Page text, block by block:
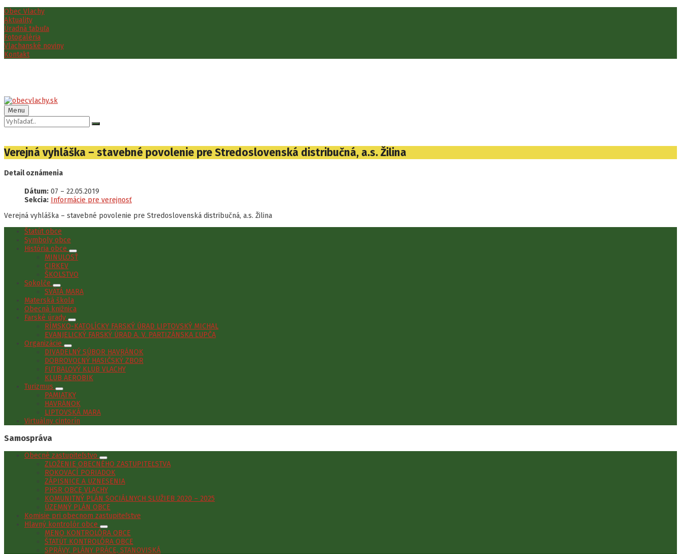
Preskočiť
na
obsah
Preskočiť
na
ľavý
panel
Preskočiť
na
pätičku
Obec Vlachy
Aktuality
Úradná tabuľa
Fotogaléria
Vlachanské noviny
Kontakt
Menu
Vyhľadávanie:
Verejná vyhláška – stavebné povolenie pre Stredoslovenská distribučná, a.s. Žilina
Detail oznámenia
Dátum: 07 – 22.05.2019
Sekcia: Informácie pre verejnosť
Verejná vyhláška – stavebné povolenie pre Stredoslovenská distribučná, a.s. Žilina
Štatút obce
Symboly obce
História obce
MINULOSŤ
CIRKEV
ŠKOLSTVO
Sokolče
SVÄTÁ MARA
Materská škola
Obecná knižnica
Farské úrady
RÍMSKO-KATOLÍCKY FARSKÝ ÚRAD LIPTOVSKÝ MICHAL
EVANJELICKÝ FARSKÝ ÚRAD A. V. PARTIZÁNSKA ĽUPČA
Organizácie
DIVADELNÝ SÚBOR HAVRÁNOK
DOBROVOĽNÝ HASIČSKÝ ZBOR
FUTBALOVÝ KLUB VLACHY
KLUB AEROBIK
Turizmus
PAMIATKY
HAVRÁNOK
LIPTOVSKÁ MARA
Virtuálny cintorín
Samospráva
Obecné zastupiteľstvo
ZLOŽENIE OBECNÉHO ZASTUPITEĽSTVA
ROKOVACÍ PORIADOK
ZÁPISNICE A UZNESENIA
PHSR OBCE VLACHY
KOMUNITNÝ PLÁN SOCIÁLNYCH SLUŽIEB 2020 – 2025
ÚZEMNÝ PLÁN OBCE
Komisie pri obecnom zastupiteľstve
Hlavný kontrolór obce
MENO KONTROLÓRA OBCE
ŠTATÚT KONTROLÓRA OBCE
SPRÁVY, PLÁNY PRÁCE, STANOVISKÁ